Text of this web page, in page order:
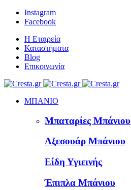
Instagram
Facebook
Η Εταιρεία
Καταστήματα
Blog
Επικοινωνία
ΜΠΑΝΙΟ
Μπαταρίες Μπάνιου
Αξεσουάρ Μπάνιου
Είδη Υγιεινής
Έπιπλα Μπάνιου